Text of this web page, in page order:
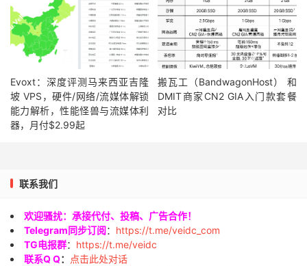
Evoxt：深度评测马来西亚吉隆
坡 VPS，硬件/网络/流媒体解锁
能力解析，性能怪兽与流媒体利
器，月付$2.99起
搬瓦工（BandwagonHost） 和
DMIT商家CN2 GIA入门款套餐
对比
联系我们
欢迎骚扰：承接代付、投稿、广告合作！
Telegram同步订阅： https://t.me/veidc_com
TG电报群： https://t.me/veidc
联系Q Q：
点击此处对话